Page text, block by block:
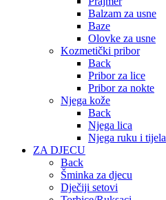
Balzam za usne
Baze
Olovke za usne
Kozmetički pribor
Back
Pribor za lice
Pribor za nokte
Njega kože
Back
Njega lica
Njega ruku i tijela
ZA DJECU
Back
Šminka za djecu
Dječiji setovi